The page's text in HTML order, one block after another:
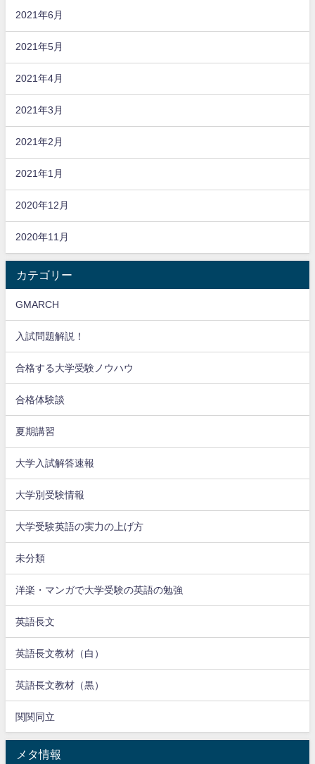
2021年6月
2021年5月
2021年4月
2021年3月
2021年2月
2021年1月
2020年12月
2020年11月
カテゴリー
GMARCH
入試問題解説！
合格する大学受験ノウハウ
合格体験談
夏期講習
大学入試解答速報
大学別受験情報
大学受験英語の実力の上げ方
未分類
洋楽・マンガで大学受験の英語の勉強
英語長文
英語長文教材（白）
英語長文教材（黒）
関関同立
メタ情報